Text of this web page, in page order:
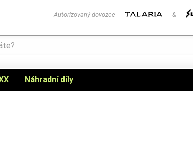
Autorizovaný dovozce &
Náhradní díly